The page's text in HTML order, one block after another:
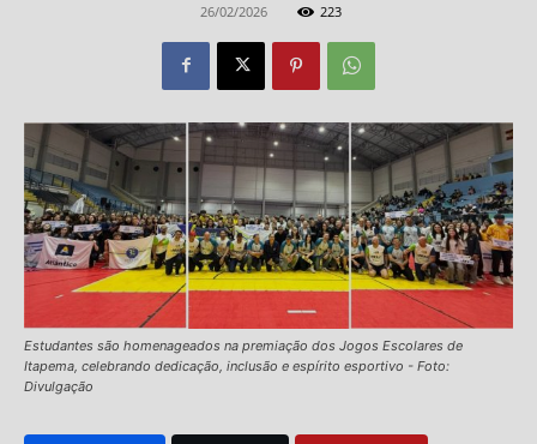
26/02/2026 223
Estudantes são homenageados na premiação dos Jogos Escolares de
Itapema, celebrando dedicação, inclusão e espírito esportivo - Foto:
Divulgação